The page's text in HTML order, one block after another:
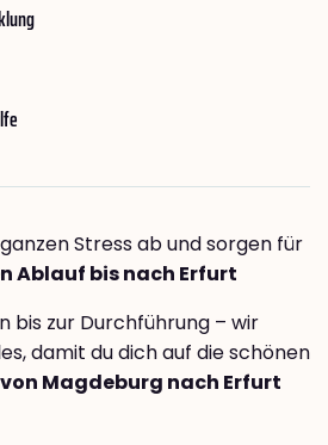
Stress ab und sorgen für
Ablauf bis nach Erfurt
bis zur Durchführung – wir
damit du dich auf die schönen
Magdeburg nach Erfurt